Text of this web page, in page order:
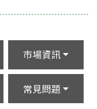
市場資訊
常見問題